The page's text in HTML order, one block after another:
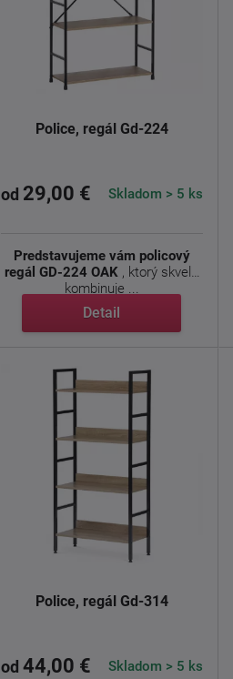
Police, regál Gd-224
od 29,00 € Skladom > 5 ks
Predstavujeme vám policový
regál GD-224 OAK , ktorý skvele
kombinuje ...
Detail
Police, regál Gd-314
od 44,00 € Skladom > 5 ks